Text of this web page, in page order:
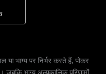
भाग्य पर निर्भर करते हैं, पोकर
भाग्य अल्पकालिक परिणामों